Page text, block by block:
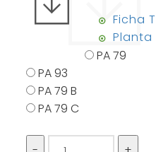
Ficha
Planta
PA 79
PA 93
PA 79 B
PA 79 C